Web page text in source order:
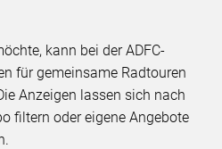
kann bei der ADFC-
für gemeinsame Radtouren
Anzeigen lassen sich nach
filtern oder eigene Angebote